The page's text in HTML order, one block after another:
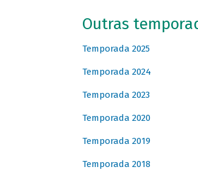
Outras
Temporada 2025
Temporada 2024
Temporada 2023
Temporada 2020
Temporada 2019
Temporada 2018